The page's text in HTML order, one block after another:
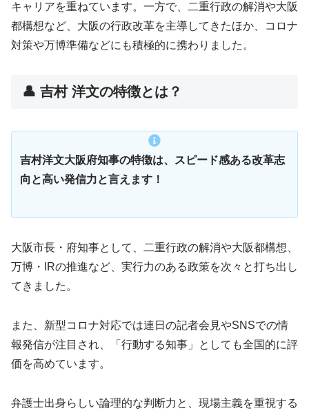
キャリアを重ねています。一方で、二重行政の解消や大阪
都構想など、大阪の行政改革を主導してきたほか、コロナ
対策や万博準備などにも積極的に携わりました。
👤 吉村 洋文の特徴とは？
吉村洋文大阪府知事の特徴は、スピード感ある改革志
向と高い発信力と言えます！
大阪市長・府知事として、二重行政の解消や大阪都構想、
万博・IRの推進など、実行力のある政策を次々と打ち出し
てきました。
また、新型コロナ対応では連日の記者会見やSNSでの情
報発信が注目され、「行動する知事」としても全国的に評
価を高めています。
弁護士出身らしい論理的な判断力と、現場主義を重視する